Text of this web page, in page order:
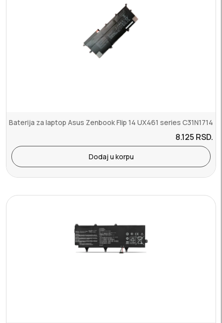
Baterija za laptop Asus Zenbook Flip 14 UX461 series C31N1714
8.125 RSD.
Dodaj u korpu